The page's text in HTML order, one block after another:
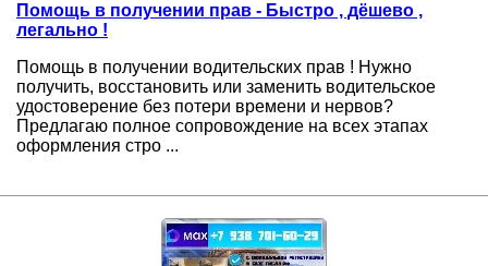
Помощь в получении прав - Быстро , дёшево ,
легально !
Помощь в получении водительских прав ! Нужно
получить, восстановить или заменить водительское
удостоверение без потери времени и нервов?
Предлагаю полное сопровождение на всех этапах
оформления стро ...